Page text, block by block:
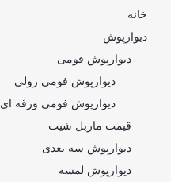
خانه
دیوارپوش
دیوارپوش فومی
دیوارپوش فومی رولی
دیوارپوش فومی ورقه ای
قیمت ماربل شیت
دیوارپوش سه بعدی
دیوارپوش لمسه